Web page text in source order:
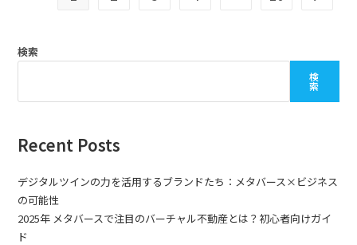
検索
検
索
Recent Posts
デジタルツインの力を活用するブランドたち：メタバース×ビジネス
の可能性
2025年 メタバースで注目のバーチャル不動産とは？初心者向けガイ
ド